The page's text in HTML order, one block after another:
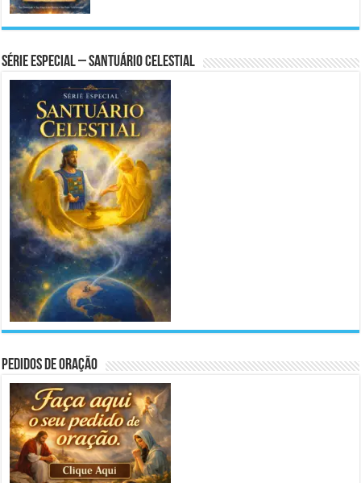
Série Especial – Santuário Celestial
Pedidos de Oração